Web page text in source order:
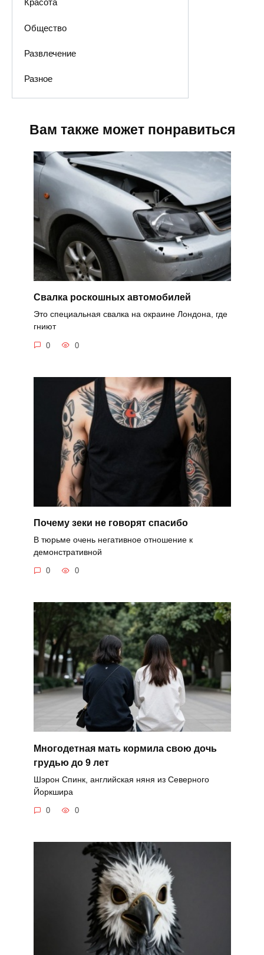
Красота
Общество
Развлечение
Разное
Вам также может понравиться
Свалка роскошных автомобилей
Это специальная свалка на окраине Лондона, где
гниют
0 0
Почему зеки не говорят спасибо
В тюрьме очень негативное отношение к
демонстративной
0 0
Многодетная мать кормила свою дочь
грудью до 9 лет
Шэрон Спинк, английская няня из Северного
Йоркшира
0 0